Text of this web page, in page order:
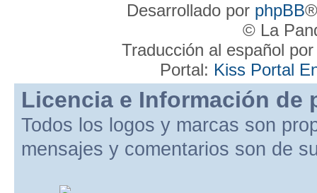
Desarrollado por phpBB
© La
Traducción al español
Portal: Kiss Portal
Licencia e Información de
Todos los logos y marcas son
mensajes y comentarios son de